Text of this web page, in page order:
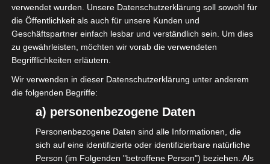
Früher als von Bundesarbeitsministerin
Bärbel Bas angekündigt, liegt uns der
„Entwurf eines Gesetzes zur Erleichterung
der Feststellung des Erwerbsstatus der
Selbständigkeit im
Sozialversicherungsrecht“ vor.
Der erste Aufschlag des BMAS zur Reform
der Statusfeststellung sieht eine
Pflichtversicherung in der
verwendet wurden. Unsere Datenschutzerklärung soll sowohl für
die Öffentlichkeit als auch für unsere Kunden und
Geschäftspartner einfach lesbar und verständlich sein. Um dies
zu gewährleisten, möchten wir vorab die verwendeten
Begrifflichkeiten erläutern.
Wir verwenden in dieser Datenschutzerklärung unter anderem
die folgenden Begriffe:
a) personenbezogene Daten
Personenbezogene Daten sind alle Informationen, die
sich auf eine identifizierte oder identifizierbare natürliche
Person (im Folgenden "betroffene Person") beziehen. Als